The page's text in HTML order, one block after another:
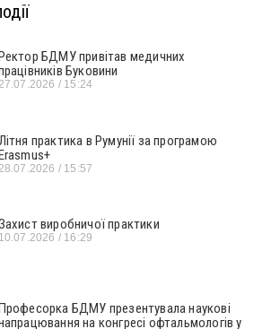
БДМУ привітав медичних
Буковини
15:24
Літня практика в Румунії за програмою
28.07.2026 15:57
виробничої практики
10.07.2026 16:29
БДМУ презентувала наукові
на конгресі офтальмологів у